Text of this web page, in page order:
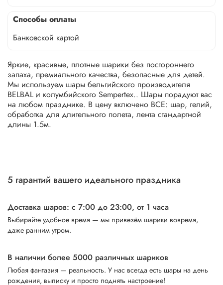
Способы оплаты
Банковской картой
Яркие, красивые, плотные шарики без постороннего
запаха, премиального качества, безопасные для детей.
Мы используем шары бельгийского производителя
BELBAL и колумбийского Sempertex.. Шары порадуют вас
на любом празднике. В цену включено ВСЕ: шар, гелий,
обработка для длительного полета, лента стандартной
длины 1.5м.
5 гарантий вашего идеального праздника
Доставка шаров: с 7:00 до 23:00, от 1 часа
Выбирайте удобное время — мы привезём шарики вовремя,
даже ранним утром.
В наличии более 5000 различных шариков
Любая фантазия — реальность. У нас всегда есть шары на день
рождения, выписку и просто поднять настроение!